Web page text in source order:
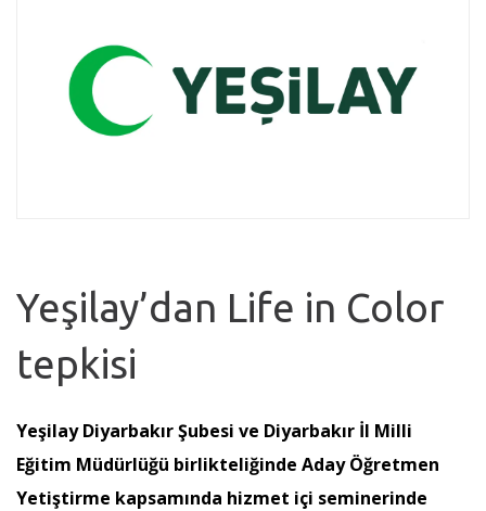
Yeşilay’dan Life in Color
tepkisi
Yeşilay Diyarbakır Şubesi ve Diyarbakır İl Milli
Eğitim Müdürlüğü birlikteliğinde Aday Öğretmen
Yetiştirme kapsamında hizmet içi seminerinde